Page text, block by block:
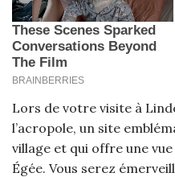
Lors de votre visite à
l’acropole, un site
village et qui offre une
Égée. Vous serez